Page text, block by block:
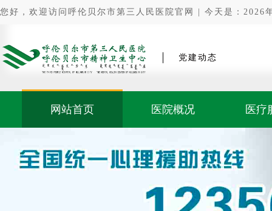
您好，欢迎访问呼伦贝尔市第三人民医院官网 | 今天是：2026
党建动态
网站首页 医院概况 医疗